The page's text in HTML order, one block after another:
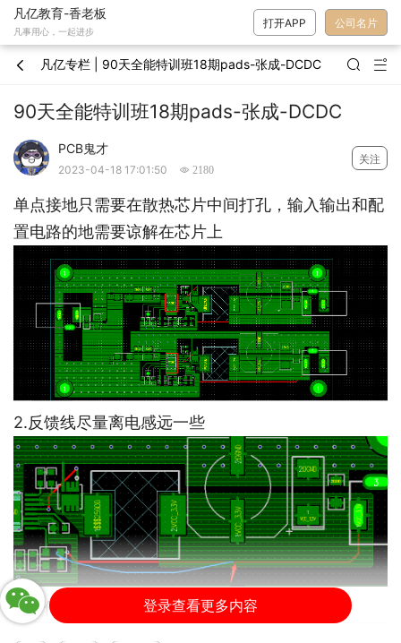
凡亿教育-香老板
凡事用心，一起进步
打开APP 公司名片
 凡亿专栏 | 90天全能特训班18期pads-张成-DCDC  
90天全能特训班18期pads-张成-DCDC
PCB鬼才
2023-04-18 17:01:50  2180
关注
单点接地只需要在散热芯片中间打孔，输入输出和配
置电路的地需要谅解在芯片上
2.反馈线尽量离电感远一些
3.器件摆放尽量中心对齐登录查看更多内容